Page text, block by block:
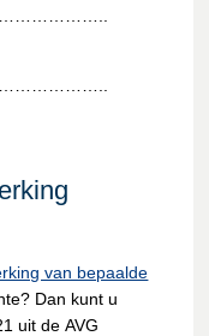
van bepaalde
Dan kunt u
uit de AVG